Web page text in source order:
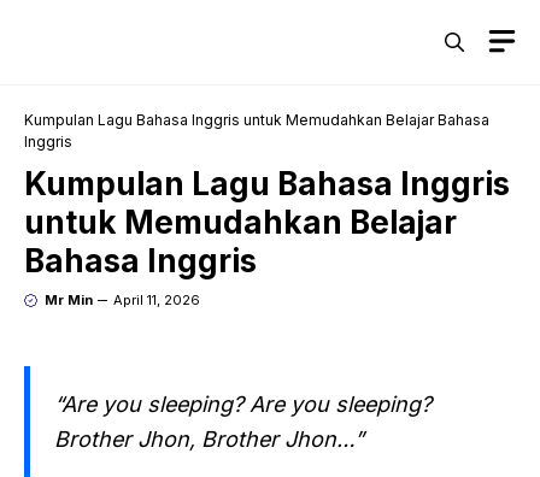
Kumpulan Lagu Bahasa Inggris untuk Memudahkan Belajar Bahasa
Inggris
Kumpulan Lagu Bahasa Inggris
untuk Memudahkan Belajar
Bahasa Inggris
Mr Min April 11, 2026
“Are you sleeping? Are you sleeping?
Brother Jhon, Brother Jhon…”